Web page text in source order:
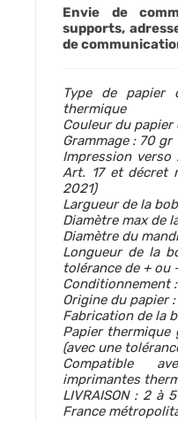
Envie de
supports,
de
Type de
thermique
Couleur du papier
Grammage : 70 gr
Impression verso
Art. 17 et décret
2021)
Largueur de la
Diamètre max de
Diamètre du
Longueur de la
tolérance de + ou
Conditionnement
Origine du papier
Fabrication de la
Papier thermique
(avec une
Compatible
imprimantes
LIVRAISON : 2 à
France